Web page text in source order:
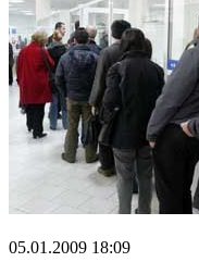
05.01.2009 18:09